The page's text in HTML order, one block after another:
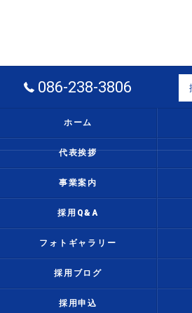
086-238-3806
ホーム
代表挨拶
事業案内
採用Q&A
フォトギャラリー
採用ブログ
採用申込